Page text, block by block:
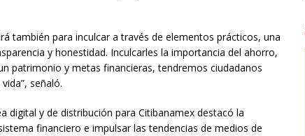
también para inculcar a través de elementos prácticos, una
y honestidad. Inculcarles la importancia del ahorro,
patrimonio y metas financieras, tendremos ciudadanos
señaló.
digital y de distribución para Citibanamex destacó la
financiero e impulsar las tendencias de medios de